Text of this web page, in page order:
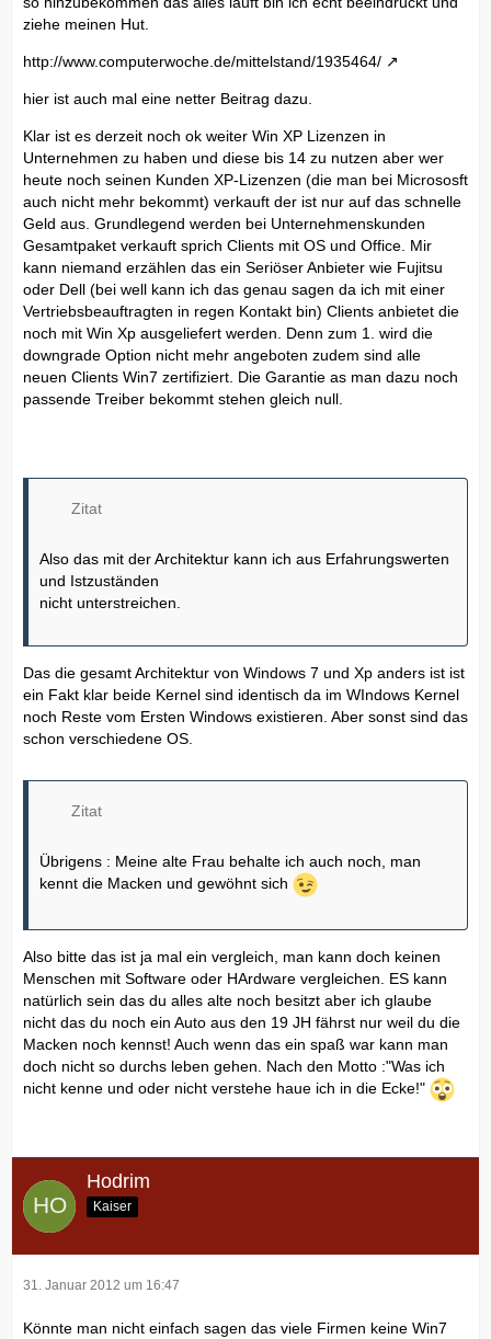
ziehe meinen Hut.
http://www.computerwoche.de/mittelstand/1935464/
hier ist auch mal eine netter Beitrag dazu.
Klar ist es derzeit noch ok weiter Win XP Lizenzen in
Unternehmen zu haben und diese bis 14 zu nutzen aber wer
heute noch seinen Kunden XP-Lizenzen (die man bei Micrososft
auch nicht mehr bekommt) verkauft der ist nur auf das schnelle
Geld aus. Grundlegend werden bei Unternehmenskunden
Gesamtpaket verkauft sprich Clients mit OS und Office. Mir
kann niemand erzählen das ein Seriöser Anbieter wie Fujitsu
oder Dell (bei well kann ich das genau sagen da ich mit einer
Vertriebsbeauftragten in regen Kontakt bin) Clients anbietet die
noch mit Win Xp ausgeliefert werden. Denn zum 1. wird die
downgrade Option nicht mehr angeboten zudem sind alle
neuen Clients Win7 zertifiziert. Die Garantie as man dazu noch
passende Treiber bekommt stehen gleich null.
Zitat
Also das mit der Architektur kann ich aus Erfahrungswerten
und Istzuständen
nicht unterstreichen.
Das die gesamt Architektur von Windows 7 und Xp anders ist ist
ein Fakt klar beide Kernel sind identisch da im WIndows Kernel
noch Reste vom Ersten Windows existieren. Aber sonst sind das
schon verschiedene OS.
Zitat
Übrigens : Meine alte Frau behalte ich auch noch, man
kennt die Macken und gewöhnt sich
Also bitte das ist ja mal ein vergleich, man kann doch keinen
Menschen mit Software oder HArdware vergleichen. ES kann
natürlich sein das du alles alte noch besitzt aber ich glaube
nicht das du noch ein Auto aus den 19 JH fährst nur weil du die
Macken noch kennst! Auch wenn das ein spaß war kann man
doch nicht so durchs leben gehen. Nach den Motto :"Was ich
nicht kenne und oder nicht verstehe haue ich in die Ecke!"
Hodrim
Kaiser
31. Januar 2012 um 16:47
Könnte man nicht einfach sagen das viele Firmen keine Win7